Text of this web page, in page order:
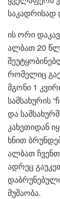
საკადრისად
ის ორი
ალბათ 20
რომელიც
მგონი 1
სამსახურის
და
კახეთიდან
ხნით
ალბათ
ადრეც
მუშაობა.